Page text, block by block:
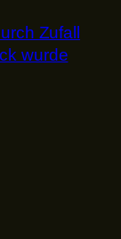
Zufall
wurde